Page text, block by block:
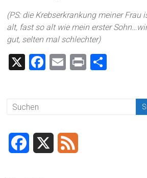
(PS: die Krebserkrankung meiner Frau
alt, fast so alt wie mein erster
gut, selten mal schlechter)
X
F
ok
E
Pr